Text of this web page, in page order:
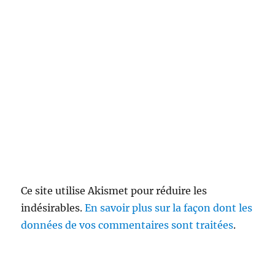
Ce site utilise Akismet pour réduire les
indésirables.En savoir plus sur la façon dont les
données de vos commentaires sont traitées.